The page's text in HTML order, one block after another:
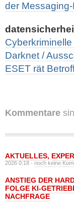
der Messaging-
Darknet /
ESET rät
Kommentare
AKTUELLES,
2026 0:18 -noch keine
ANSTIEG DER
FOLGE KI-
NACHFRAGE